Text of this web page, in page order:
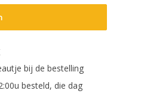
bij de bestelling
besteld, die dag